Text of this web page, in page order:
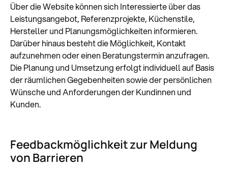
Über die Website können sich Interessierte über das
Leistungsangebot, Referenzprojekte, Küchenstile,
Hersteller und Planungsmöglichkeiten informieren.
Darüber hinaus besteht die Möglichkeit, Kontakt
aufzunehmen oder einen Beratungstermin anzufragen.
Die Planung und Umsetzung erfolgt individuell auf Basis
der räumlichen Gegebenheiten sowie der persönlichen
Wünsche und Anforderungen der Kundinnen und
Kunden.
Feedbackmöglichkeit zur Meldung
von Barrieren